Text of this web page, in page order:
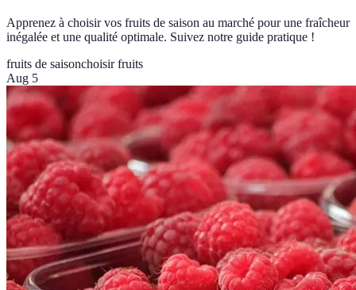
Apprenez à choisir vos fruits de saison au marché pour une fraîcheur
inégalée et une qualité optimale. Suivez notre guide pratique !
fruits de saisonchoisir fruits
Aug 5